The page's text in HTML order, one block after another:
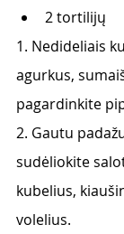
2 tortilijų
1. Nedideliais
agurkus,
pagardinkite
2. Gautu
sudėliokite
kubelius,
volelius.